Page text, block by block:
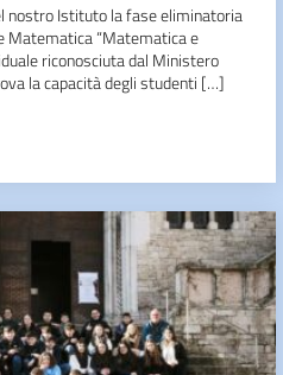
nostro Istituto la fase eliminatoria
Matematica “Matematica e
riconosciuta dal Ministero
la capacità degli studenti […]